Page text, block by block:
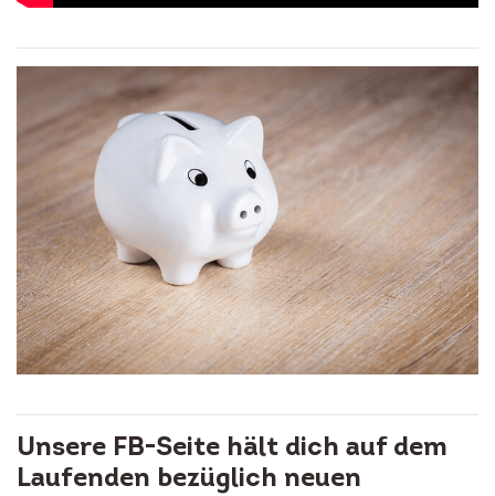
Unsere FB-Seite hält dich auf dem
Laufenden bezüglich neuen